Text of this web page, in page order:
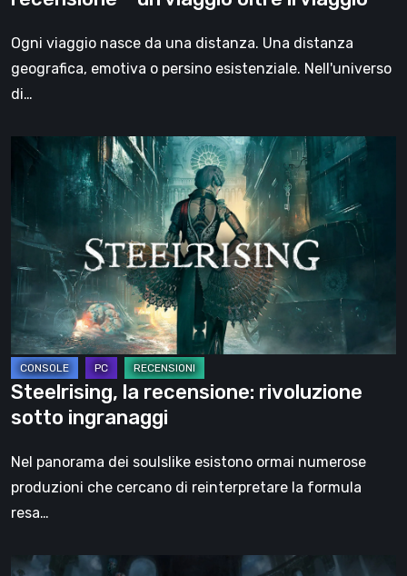
oltre
il
Ogni viaggio nasce da una distanza. Una distanza
geografica, emotiva o persino esistenziale. Nell'universo
di…
Steelrising,
recensione:
rivoluzione
sotto
ingranaggi
Steelrising, la recensione: rivoluzione
sotto ingranaggi
Nel panorama dei soulslike esistono ormai numerose
produzioni che cercano di reinterpretare la formula
resa…
DOOM: